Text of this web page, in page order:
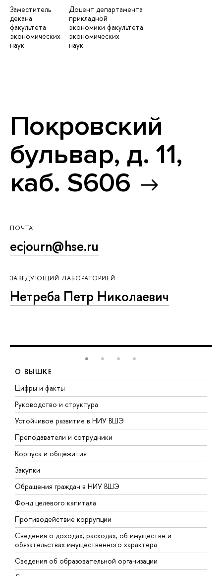
Заместитель
декана
факультета
экономических
наук
Доцент департамента
прикладной
экономики факультета
экономических
наук
Покровский
бульвар, д. 11,
каб. S606
ПОЧТА
ecjourn@hse.ru
ЗАВЕДУЮЩИЙ ЛАБОРАТОРИЕЙ
Нетреба Петр Николаевич
О ВЫШКЕ
Цифры и факты
Руководство и структура
Устойчивое развитие в НИУ ВШЭ
Преподаватели и сотрудники
Корпуса и общежития
Закупки
Обращения граждан в НИУ ВШЭ
Фонд целевого капитала
Противодействие коррупции
Сведения о доходах, расходах, об имуществе и
обязательствах имущественного характера
Сведения об образовательной организации